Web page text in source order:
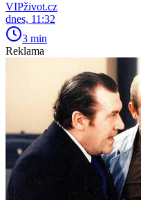
VIPživot.cz
dnes, 11:32
3 min
Reklama